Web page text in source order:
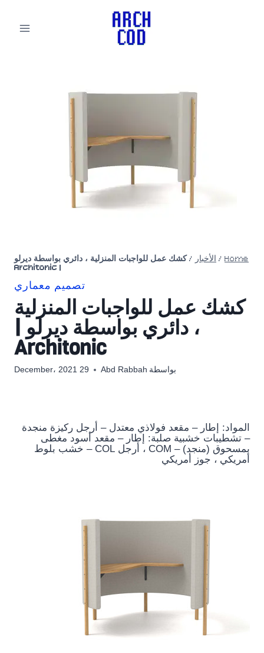
Home
/ الأخبار /كشك عمل للواجبات المنزلية ، دائري بواسطة ديرلو
| Architonic
تصميم معماري
كشك عمل للواجبات المنزلية
، دائري بواسطة ديرلو |
Architonic
بواسطة Abd Rabbah 29 December، 2021
المواد: إطار – مقعد فولاذي معتدل – أرجل ركيزة منجدة
– تشطيبات خشبية صلبة: إطار – مقعد أسود مغطى
بمسحوق (منجد) – COM ، أرجل COL – خشب بلوط
أمريكي ، جوز أمريكي